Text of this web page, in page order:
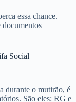
essa chance.
Social
durante o mutirão, é
São eles: RG e